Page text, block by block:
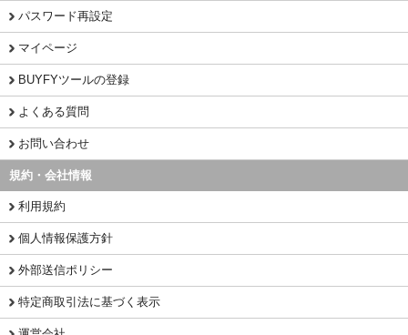
パスワード再設定
マイページ
BUYFYツールの登録
よくある質問
お問い合わせ
規約・会社情報
利用規約
個人情報保護方針
外部送信ポリシー
特定商取引法に基づく表示